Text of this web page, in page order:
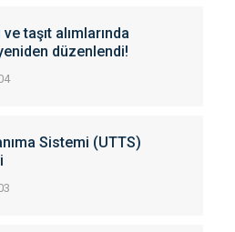
taşıt alımlarında
düzenlendi!
Sistemi (UTTS)